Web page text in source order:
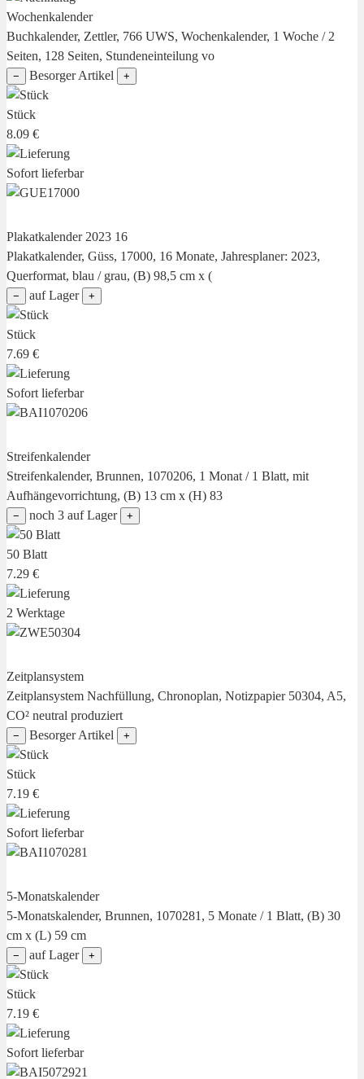
Wochenkalender
Buchkalender, Zettler, 766 UWS, Wochenkalender, 1 Woche / 2
Seiten, 128 Seiten, Stundeneinteilung vo
− Besorger Artikel +
Stück
8.09 €
Sofort lieferbar
Plakatkalender 2023 16
Plakatkalender, Güss, 17000, 16 Monate, Jahresplaner: 2023,
Querformat, blau / grau, (B) 98,5 cm x (
− auf Lager +
Stück
7.69 €
Sofort lieferbar
Streifenkalender
Streifenkalender, Brunnen, 1070206, 1 Monat / 1 Blatt, mit
Aufhängevorrichtung, (B) 13 cm x (H) 83
− noch 3 auf Lager +
50 Blatt
7.29 €
2 Werktage
Zeitplansystem
Zeitplansystem Nachfüllung, Chronoplan, Notizpapier 50304, A5,
CO² neutral produziert
− Besorger Artikel +
Stück
7.19 €
Sofort lieferbar
5-Monatskalender
5-Monatskalender, Brunnen, 1070281, 5 Monate / 1 Blatt, (B) 30
cm x (L) 59 cm
− auf Lager +
Stück
7.19 €
Sofort lieferbar